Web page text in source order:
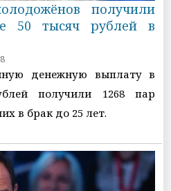
получили
50 тысяч рублей в
денежную выплату в
получили 1268 пар
в брак до 25 лет.